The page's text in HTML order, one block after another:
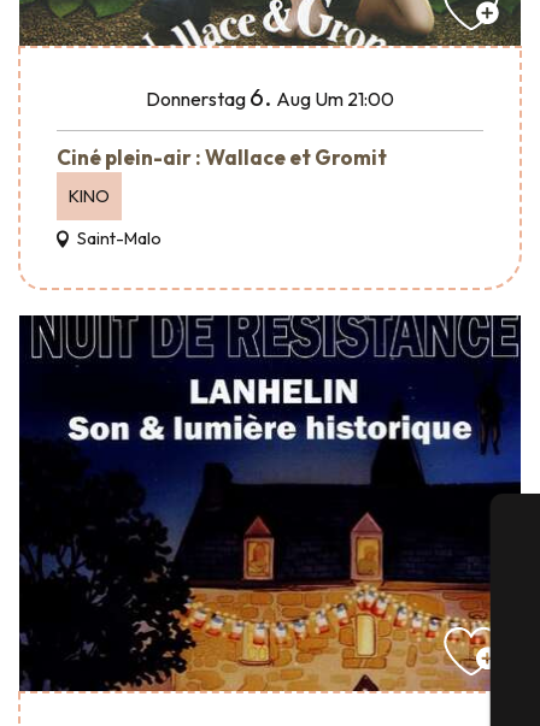
Donnerstag 6. Aug Um 21:00
Ciné plein-air : Wallace et Gromit
KINO
Saint-Malo